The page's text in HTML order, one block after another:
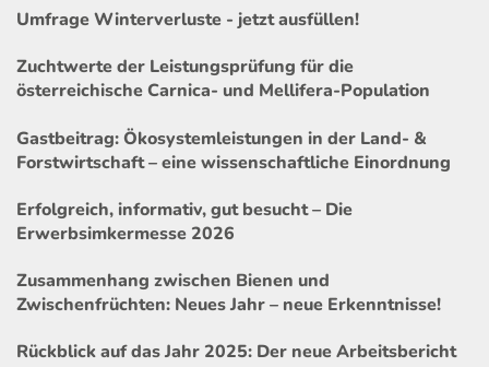
Umfrage Winterverluste - jetzt ausfüllen!
Zuchtwerte der Leistungsprüfung für die
österreichische Carnica- und Mellifera-Population
Gastbeitrag: Ökosystemleistungen in der Land- &
Forstwirtschaft – eine wissenschaftliche Einordnung
Erfolgreich, informativ, gut besucht – Die
Erwerbsimkermesse 2026
Zusammenhang zwischen Bienen und
Zwischenfrüchten: Neues Jahr – neue Erkenntnisse!
Rückblick auf das Jahr 2025: Der neue Arbeitsbericht